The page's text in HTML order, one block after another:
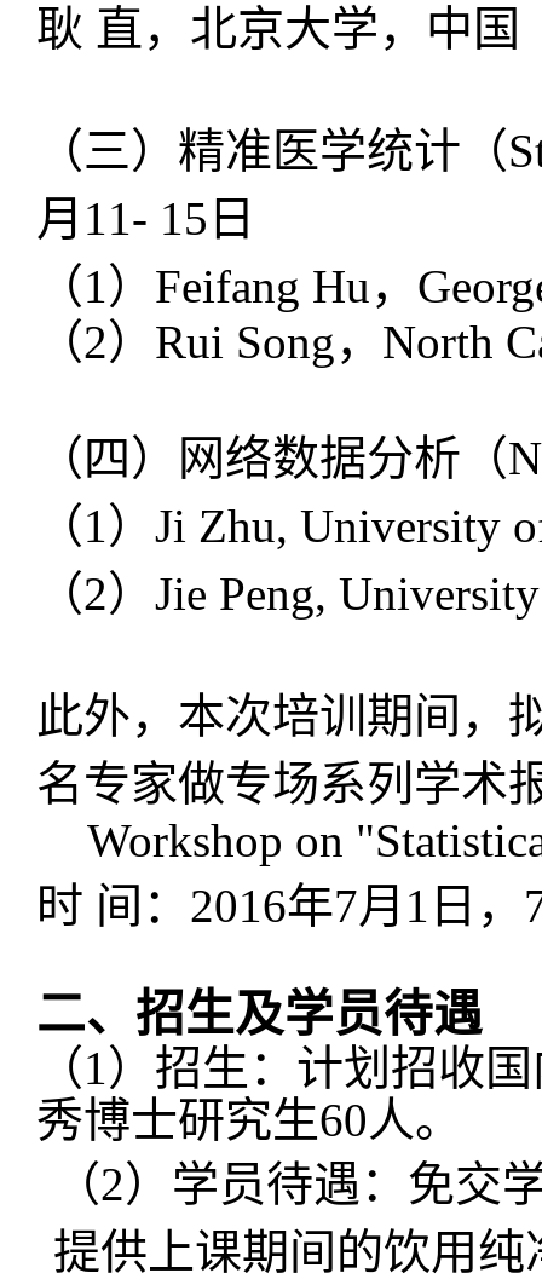
耿 直，北京大学，中国
（三）精准医学统计（
月 11- 15 日
（1） Feifang Hu，
（2） Rui Song， North
（四）网络数据分析（
（1） Ji Zhu, University
（2） Jie Peng,
此外，本次培训期间，
名专家做专场系列学术
Workshop on
时 间： 2016年7月 1 日，
二、招生及学员待遇
（1） 招生：计划招收
秀博士研究生60人。
（2）学员待遇： 免交
提供上课期间的饮用